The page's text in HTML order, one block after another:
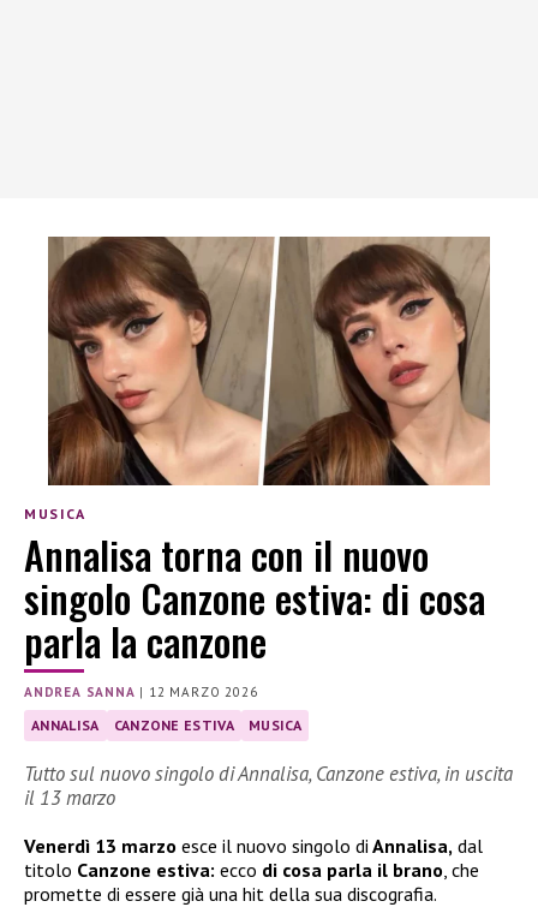
MUSICA
Annalisa torna con il nuovo
singolo Canzone estiva: di cosa
parla la canzone
ANDREA SANNA | 12 MARZO 2026
ANNALISA CANZONE ESTIVA MUSICA
Tutto sul nuovo singolo di Annalisa, Canzone estiva, in uscita
il 13 marzo
Venerdì 13 marzo esce il nuovo singolo di Annalisa, dal
titolo Canzone estiva: ecco di cosa parla il brano , che
promette di essere già una hit della sua discografia.